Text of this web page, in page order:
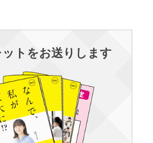
トをお送りします